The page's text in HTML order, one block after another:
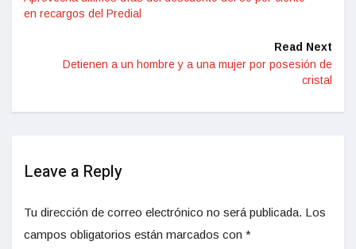
en recargos del Predial
Read Next
Detienen a un hombre y a una mujer por posesión de
cristal
Leave a Reply
Tu dirección de correo electrónico no será publicada. Los
campos obligatorios están marcados con *